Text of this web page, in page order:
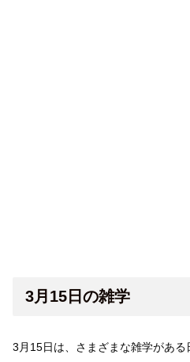
3月15日の雑学
3月15日は、さまざまな雑学がある